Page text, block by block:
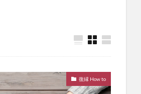
復縁 How to